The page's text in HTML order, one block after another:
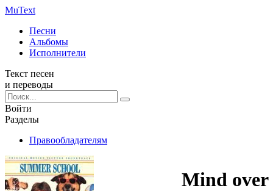
MuText
Песни
Альбомы
Исполнители
Текст песен
и переводы
Войти
Разделы
Правообладателям
Mind over